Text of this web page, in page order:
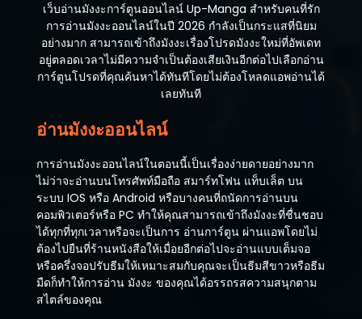
เว็บอ่านมังงะการ์ตูนออนไลน์ Up-Manga สำหรับคนที่รัก
การอ่านมังงะออนไลน์ในปี 2026 กำลังเป็นกระแสที่นิยม
อย่างมาก สามารถเข้าถึงมังงะเรื่องโปรดมังงะใหม่ที่อัพเดท
อยู่ตลอดเวลาไม่มีความจำเป็นต้องเสียเงินอีกต่อไปเลือกอ่าน
การ์ตูนโปรดที่คุณค้นหาได้ทันทีโดยไม่ต้องโหลดแอพอ่านได้
เลยทันที
อ่านมังงะออนไลน์
การอ่านมังงะออนไลน์ในตอนนี้เป็นเรื่องง่ายดายอย่างมาก
ไม่ว่าจะอ่านบนโทรศัพท์มือถือ สมาร์ทโฟน แท็บเล็ต บน
ระบบ IOS หรือ Android หรือบางคนที่ถนัดการอ่านบน
คอมพิวเตอร์หรือ PC ทำให้คุณสามารถเข้าถึงมังงะที่ชื่นชอบ
ได้ทุกที่ทุกเวลาหรือจะเป็นการ อ่านการ์ตูน ผ่านแอพโดยไม่
ต้องไปยืนที่ร้านหนังสือให้เมื่อยอีกต่อไปจะอ่านแบบเต็มจอ
หรือครึ่งจอปรับธีมให้เหมาะสมกับคุณจะเป็นธีมสีขาวหรือธีม
มืดก็ทำให้การอ่าน มังงะ ของคุณได้อรรถรสความสนุกตาม
สไตล์ของคุณ